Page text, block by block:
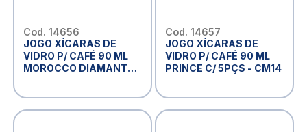
Cod. 14656
JOGO XÍCARAS DE
VIDRO P/ CAFÉ 90 ML
MOROCCO DIAMANTE
Cod. 14657
JOGO XÍCARAS DE
VIDRO P/ CAFÉ 90 ML
PRINCE C/ 5PÇS - CM14